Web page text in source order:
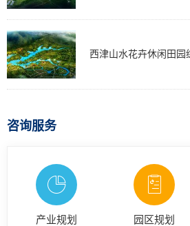
西津山水花卉休闲田园
咨询服务
产业规划 园区规划